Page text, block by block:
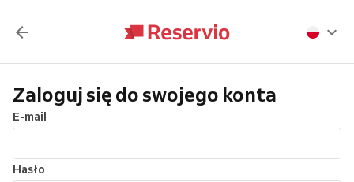
Zaloguj się do swojego konta
E-mail
Hasło